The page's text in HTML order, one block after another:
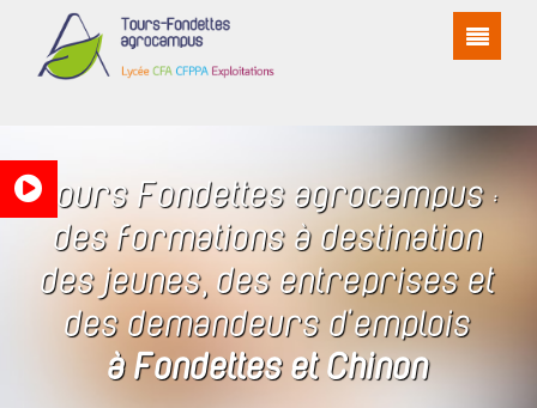
Tours Fondettes agrocampus :
des formations à destination
des jeunes, des entreprises et
des demandeurs d'emplois
à Fondettes et Chinon